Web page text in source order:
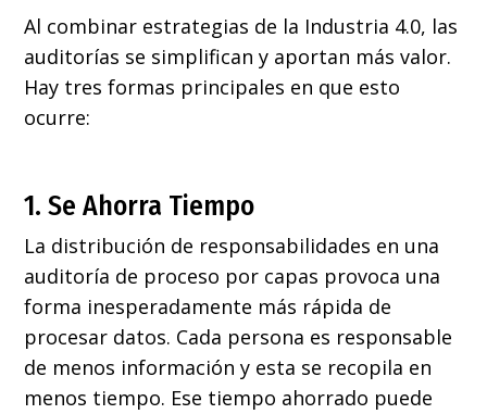
Al combinar estrategias de la Industria 4.0, las
auditorías se simplifican y aportan más valor.
Hay tres formas principales en que esto
ocurre:
1. Se Ahorra Tiempo
La distribución de responsabilidades en una
auditoría de proceso por capas provoca una
forma inesperadamente más rápida de
procesar datos. Cada persona es responsable
de menos información y esta se recopila en
menos tiempo. Ese tiempo ahorrado puede